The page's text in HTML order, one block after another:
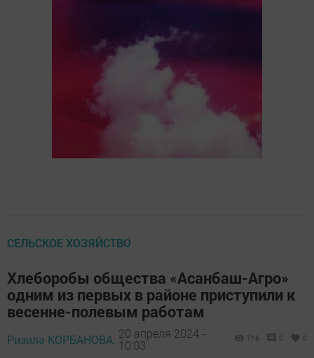
СЕЛЬСКОЕ ХОЗЯЙСТВО
Хлеборобы общества «Асанбаш-Агро»
одним из первых в районе приступили к
весенне-полевым работам
Ризилә КОРБАНОВА, 20 апреля 2024 -
10:03
716 0 0